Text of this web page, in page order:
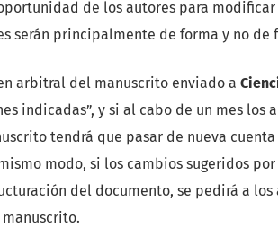
de los autores para
serán principalmente de forma y no de
arbitral del manuscrito enviado a
indicadas”, y si al cabo de un mes los
tendrá que pasar de nueva
modo, si los cambios sugeridos
del documento, se pedirá a los